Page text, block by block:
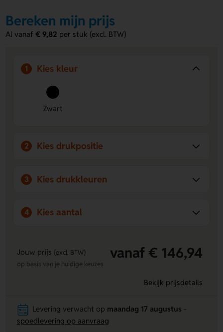
bedrukken met jouw logo voor extra zichtbaarheid.
Voordelen van de Over ear werk
Helder geluid en duidelijke communicatie
geluidskaart en microfoon zorgen voor optimale
audiokwaliteit tijdens calls en meetings.
Comfortabel en praktisch in gebruik
ontwerp en 2 meter snoer bieden langdurig
koptelefoon bedrukken met jouw logo voor extra
zichtbaarheid op kantoor of onderweg.
Bereken mijn prijs
Al vanaf€ 9,82 per stuk (excl. BTW)
1 Kies kleur
Zwart
2 Kies drukpositie
3 Kies drukkleuren
4 Kies aantal
Jouw prijs (excl. BTW) vanaf € 146,94
op basis van je huidige keuzes
Bekijk prijsdetails
Levering verwacht op maandag 17 augustus
spoedlevering op aanvraag